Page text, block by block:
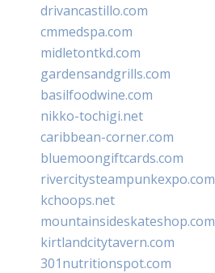
drivancastillo.com
cmmedspa.com
midletontkd.com
gardensandgrills.com
basilfoodwine.com
nikko-tochigi.net
caribbean-corner.com
bluemoongiftcards.com
rivercitysteampunkexpo.com
kchoops.net
mountainsideskateshop.com
kirtlandcitytavern.com
301nutritionspot.com